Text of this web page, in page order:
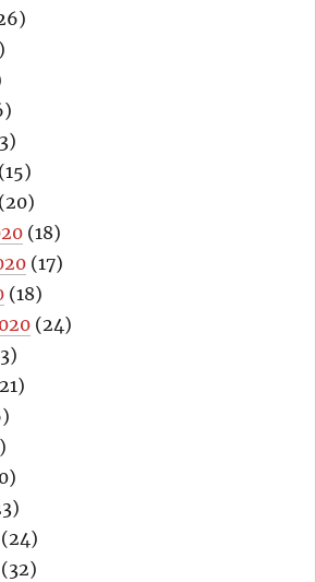
(15)
(20)
(18)
(17)
(18)
(24)
(24)
(32)